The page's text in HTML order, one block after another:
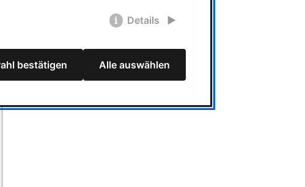
Details
bestätigen Alle auswählen